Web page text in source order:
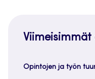
Opintojen ja työn